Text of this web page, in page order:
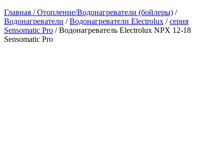
Главная /Отопление/Водонагреватели (бойлеры) /
Водонагреватели /Водонагреватели Electrolux /серия
Sensomatic Pro / Водонагреватель Electrolux NPX 12-18
Sensomatic Pro